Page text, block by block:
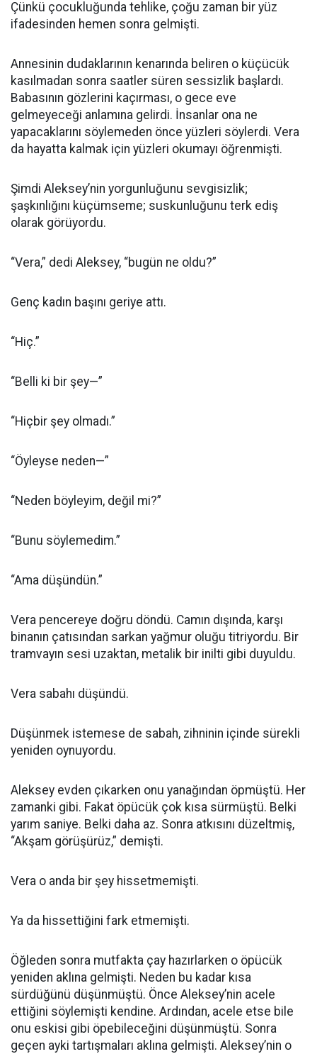
Çünkü çocukluğunda tehlike, çoğu zaman bir yüz
ifadesinden hemen sonra gelmişti.
Annesinin dudaklarının kenarında beliren o küçücük
kasılmadan sonra saatler süren sessizlik başlardı.
Babasının gözlerini kaçırması, o gece eve
gelmeyeceği anlamına gelirdi. İnsanlar ona ne
yapacaklarını söylemeden önce yüzleri söylerdi. Vera
da hayatta kalmak için yüzleri okumayı öğrenmişti.
Şimdi Aleksey’nin yorgunluğunu sevgisizlik;
şaşkınlığını küçümseme; suskunluğunu terk ediş
olarak görüyordu.
“Vera,” dedi Aleksey, “bugün ne oldu?”
Genç kadın başını geriye attı.
“Hiç.”
“Belli ki bir şey—”
“Hiçbir şey olmadı.”
“Öyleyse neden—”
“Neden böyleyim, değil mi?”
“Bunu söylemedim.”
“Ama düşündün.”
Vera pencereye doğru döndü. Camın dışında, karşı
binanın çatısından sarkan yağmur oluğu titriyordu. Bir
tramvayın sesi uzaktan, metalik bir inilti gibi duyuldu.
Vera sabahı düşündü.
Düşünmek istemese de sabah, zihninin içinde sürekli
yeniden oynuyordu.
Aleksey evden çıkarken onu yanağından öpmüştü. Her
zamanki gibi. Fakat öpücük çok kısa sürmüştü. Belki
yarım saniye. Belki daha az. Sonra atkısını düzeltmiş,
“Akşam görüşürüz,” demişti.
Vera o anda bir şey hissetmemişti.
Ya da hissettiğini fark etmemişti.
Öğleden sonra mutfakta çay hazırlarken o öpücük
yeniden aklına gelmişti. Neden bu kadar kısa
sürdüğünü düşünmüştü. Önce Aleksey’nin acele
ettiğini söylemişti kendine. Ardından, acele etse bile
onu eskisi gibi öpebileceğini düşünmüştü. Sonra
geçen ayki tartışmaları aklına gelmişti. Aleksey’nin o